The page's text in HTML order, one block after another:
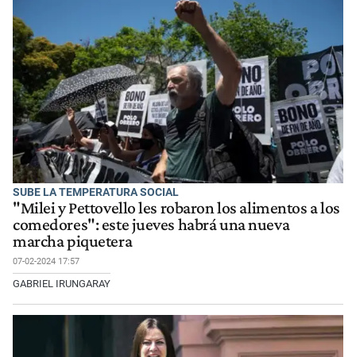
SUBE LA TEMPERATURA SOCIAL
"Milei y Pettovello les robaron los alimentos a los
comedores": este jueves habrá una nueva
marcha piquetera
07-02-2024 17:57
GABRIEL IRUNGARAY